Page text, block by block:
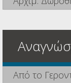
Από το